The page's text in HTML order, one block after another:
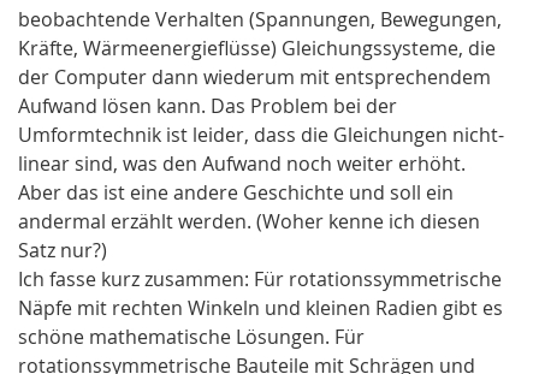
beobachtende Verhalten (Spannungen, Bewegungen,
Kräfte, Wärmeenergieflüsse) Gleichungssysteme, die
der Computer dann wiederum mit entsprechendem
Aufwand lösen kann. Das Problem bei der
Umformtechnik ist leider, dass die Gleichungen nicht-
linear sind, was den Aufwand noch weiter erhöht.
Aber das ist eine andere Geschichte und soll ein
andermal erzählt werden. (Woher kenne ich diesen
Satz nur?)
Ich fasse kurz zusammen: Für rotationssymmetrische
Näpfe mit rechten Winkeln und kleinen Radien gibt es
schöne mathematische Lösungen. Für
rotationssymmetrische Bauteile mit Schrägen und